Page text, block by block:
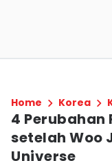
Home Korea
4 Perubahan
setelah Woo
Universe